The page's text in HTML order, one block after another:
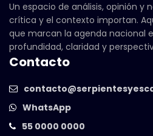
Un espacio de análisis, opinión y
crítica y el contexto importan.
que marcan la agenda nacional
profundidad, claridad y
Contacto
WhatsApp
55 0000 0000